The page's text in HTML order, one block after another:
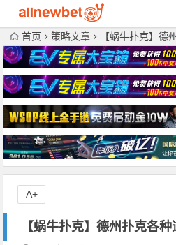
首页 策略文章 【蜗牛扑克】德
【蜗牛扑克】德州扑克各
A+